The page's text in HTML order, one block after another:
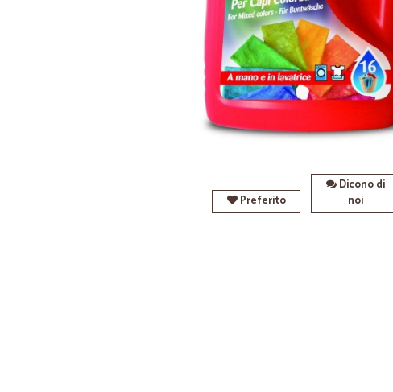
Preferito
Dicono di
noi